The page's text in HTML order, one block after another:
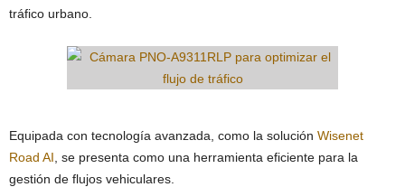
tráfico urbano.
Equipada con tecnología avanzada, como la solución Wisenet
Road AI , se presenta como una herramienta eficiente para la
gestión de flujos vehiculares.